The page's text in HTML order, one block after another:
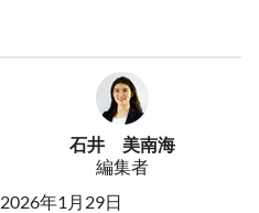
石井 美南海
編集者
2026年1月29日